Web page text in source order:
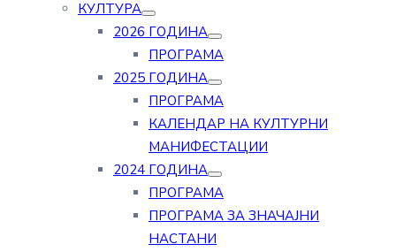
КУЛТУРА
2026 ГОДИНА
ПРОГРАМА
2025 ГОДИНА
ПРОГРАМА
КАЛЕНДАР НА КУЛТУРНИ
МАНИФЕСТАЦИИ
2024 ГОДИНА
ПРОГРАМА
ПРОГРАМА ЗА ЗНАЧАЈНИ
НАСТАНИ